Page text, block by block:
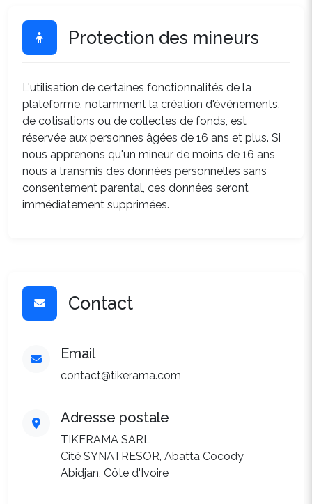
Protection des mineurs
L'utilisation de certaines fonctionnalités de la
plateforme, notamment la création d'événements,
de cotisations ou de collectes de fonds, est
réservée aux personnes âgées de 16 ans et plus. Si
nous apprenons qu'un mineur de moins de 16 ans
nous a transmis des données personnelles sans
consentement parental, ces données seront
immédiatement supprimées.
Contact
Email
contact@tikerama.com
Adresse postale
TIKERAMA SARL
Cité SYNATRESOR, Abatta Cocody
Abidjan, Côte d'Ivoire